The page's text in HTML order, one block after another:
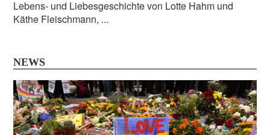
Lebens- und Liebesgeschichte von Lotte Hahm und
Käthe Fleischmann, ...
NEWS